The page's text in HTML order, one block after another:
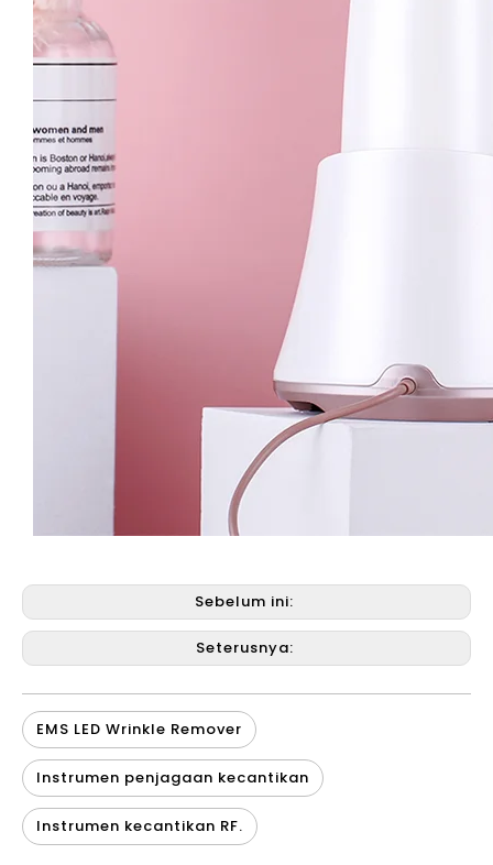
Sebelum ini:
Seterusnya:
EMS LED Wrinkle Remover
Instrumen penjagaan kecantikan
Instrumen kecantikan RF.